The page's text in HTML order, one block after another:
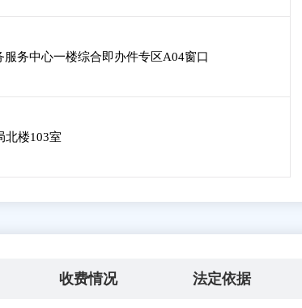
务中心一楼综合即办件专区A04窗口
北楼103室
收费情况 法定依据